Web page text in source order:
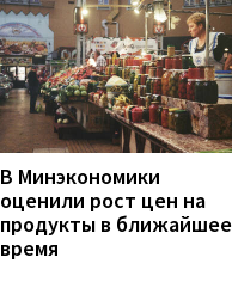
В Минэкономики
оценили рост цен на
продукты в ближайшее
время